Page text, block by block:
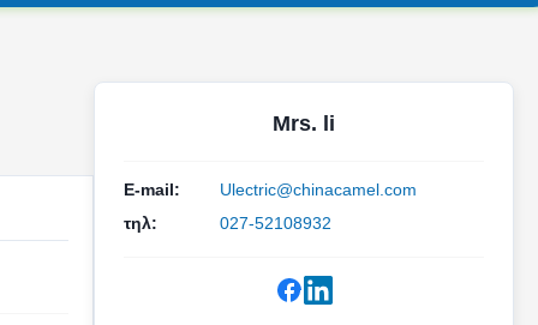
Mrs. li
E-mail:
Ulectric@chinacamel.com
τηλ:
027-52108932